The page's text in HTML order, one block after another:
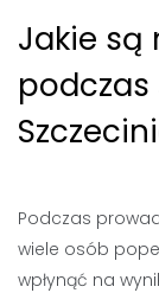
Jakie są
Podczas
wiele osób
wpłynąć na